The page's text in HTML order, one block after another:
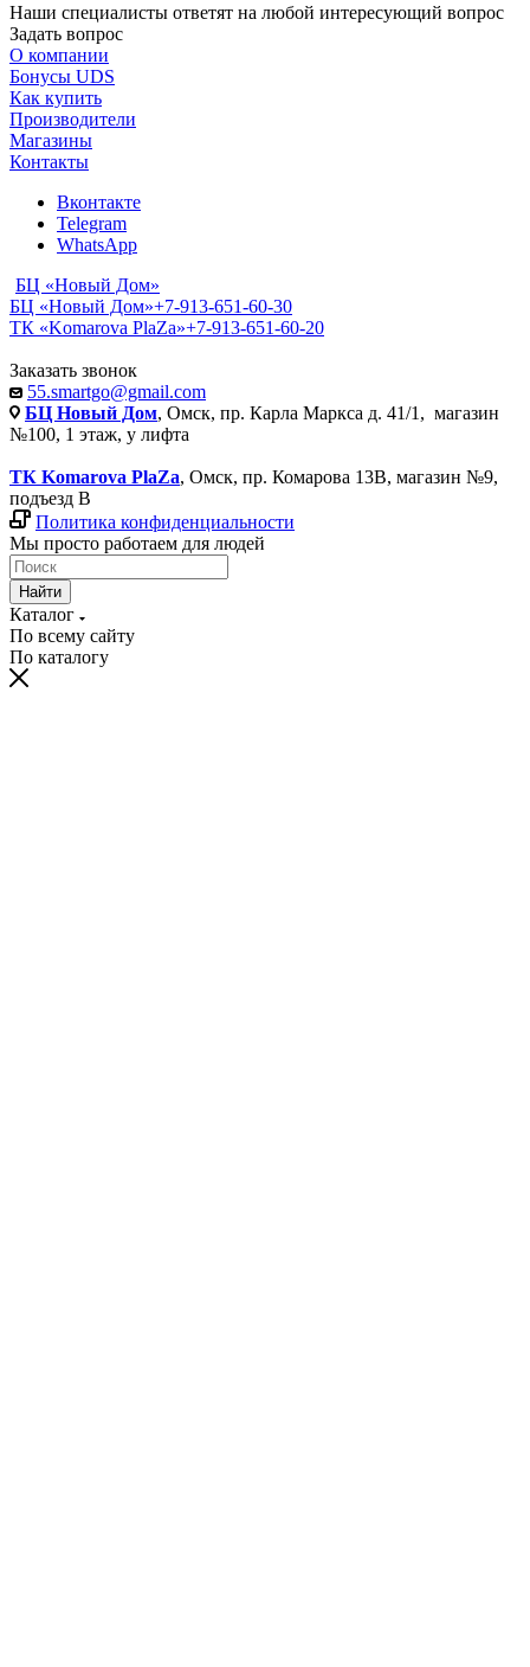
Наши специалисты ответят на любой интересующий вопрос
Задать вопрос
О компании
Бонусы UDS
Как купить
Производители
Магазины
Контакты
Вконтакте
Telegram
WhatsApp
БЦ «Новый Дом»
БЦ «Новый Дом»+7-913-651-60-30
ТК «Komarova PlaZa»+7-913-651-60-20
Заказать звонок
55.smartgo@gmail.com
БЦ Новый Дом, Омск, пр. Карла Маркса д. 41/1, магазин
№100, 1 этаж, у лифта
ТК Komarova PlaZa, Омск, пр. Комарова 13В, магазин №9,
подъезд В
Политика конфиденциальности
Мы просто работаем для людей
Найти
Каталог
По всему сайту
По каталогу